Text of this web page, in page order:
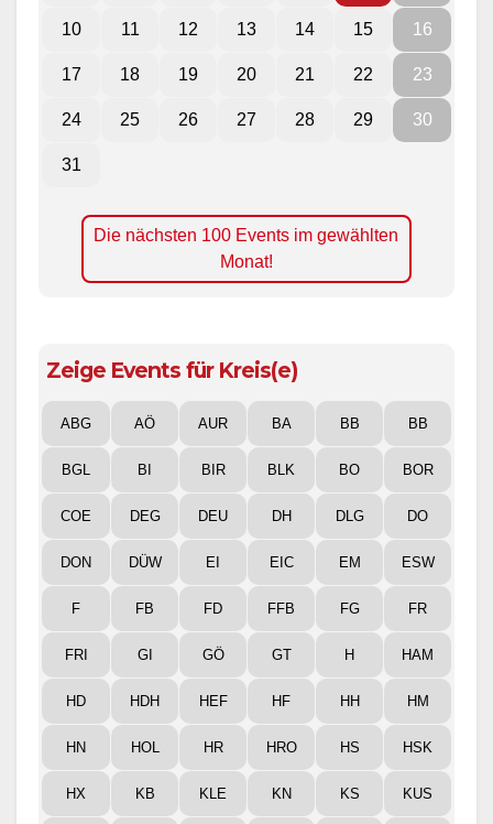
10 11 12 13 14 15 16
17 18 19 20 21 22 23
24 25 26 27 28 29 30
31
Die nächsten 100 Events im gewählten
Monat!
Zeige Events für Kreis(e)
ABG AÖ AUR BA BB BB
BGL BI BIR BLK BO BOR
COE DEG DEU DH DLG DO
DON DÜW EI EIC EM ESW
F FB FD FFB FG FR
FRI GI GÖ GT H HAM
HD HDH HEF HF HH HM
HN HOL HR HRO HS HSK
HX KB KLE KN KS KUS